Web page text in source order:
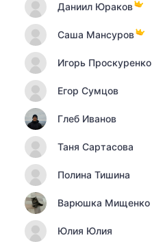
Даниил Юраков
Саша Мансуров
Игорь Проскуренко
Егор Сумцов
Глеб Иванов
Таня Сартасова
Полина Тишина
Варюшка Мищенко
Юлия Юлия